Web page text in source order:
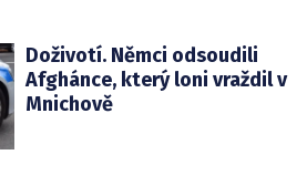
Doživotí. Němci odsoudili
Afghánce, který loni vraždil v
Mnichově